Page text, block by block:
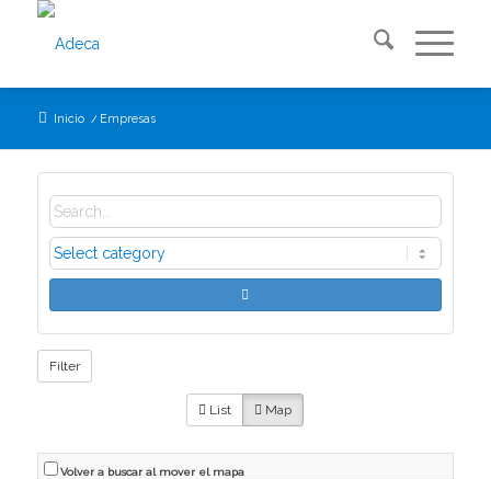
Inicio / Empresas
Filter
List Map
Volver a buscar al mover el mapa